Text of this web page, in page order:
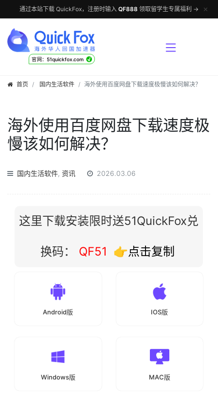
通过本站下载 QuickFox，注册时输入 QF888 领取留学生专属福利 → ✕
官网：51quickfox.com √
首页 国内生活软件 海外使用百度网盘下载速度极慢该如何解决？
海外使用百度网盘下载速度极
慢该如何解决？
国内生活软件, 资讯 2026.03.06
这里下载安装限时送51QuickFox兑
换码： QF51 👉点击复制
Android版 IOS版
Windows版 MAC版